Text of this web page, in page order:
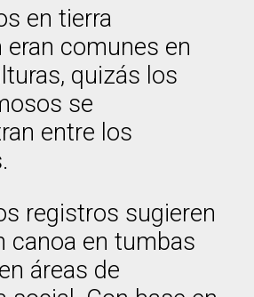
en tierra
comunes en
quizás los
se
entre los
registros sugieren
canoa en tumbas
áreas de